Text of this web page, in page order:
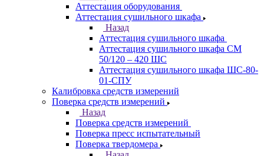
Аттестация оборудования
Аттестация сушильного шкафа
Назад
Аттестация сушильного шкафа
Аттестация сушильного шкафа СМ
50/120 – 420 ШС
Аттестация сушильного шкафа ШС-80-
01-СПУ
Калибровка средств измерений
Поверка средств измерений
Назад
Поверка средств измерений
Поверка пресс испытательный
Поверка твердомера